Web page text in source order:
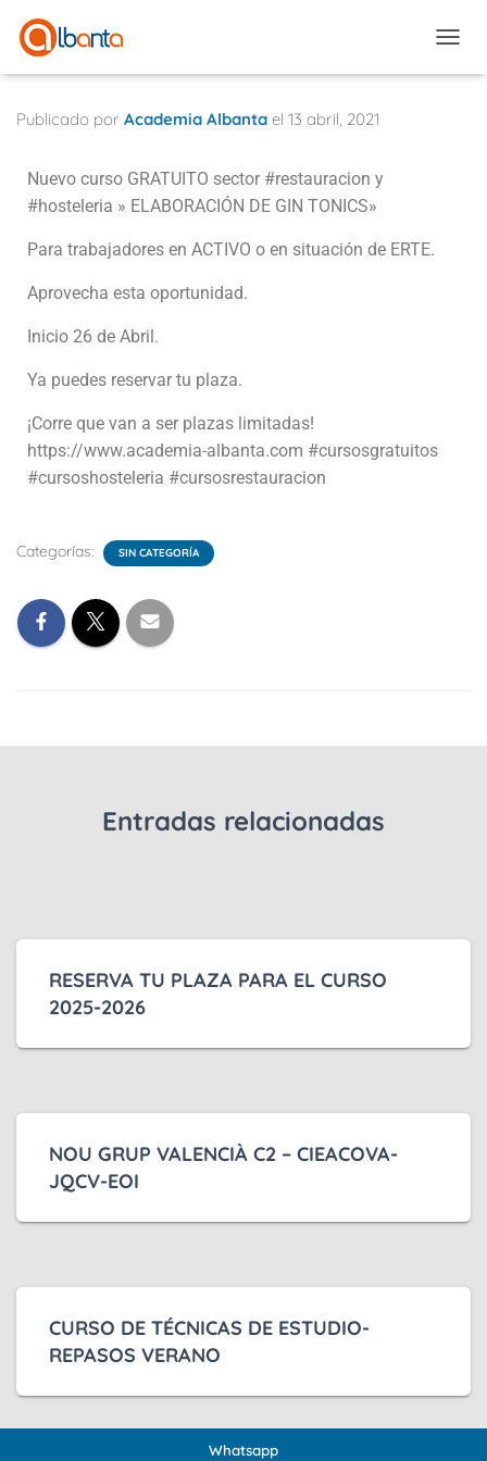
Publicado por Academia Albanta el 13 abril, 2021
Nuevo curso GRATUITO sector #restauracion y
#hosteleria » ELABORACIÓN DE GIN TONICS»
Para trabajadores en ACTIVO o en situación de ERTE.
Aprovecha esta oportunidad.
Inicio 26 de Abril.
Ya puedes reservar tu plaza.
¡Corre que van a ser plazas limitadas!
https://www.academia-albanta.com #cursosgratuitos
#cursoshosteleria #cursosrestauracion
Categorías: SIN CATEGORÍA
Entradas relacionadas
RESERVA TU PLAZA PARA EL CURSO
2025-2026
NOU GRUP VALENCIÀ C2 – CIEACOVA-
JQCV-EOI
CURSO DE TÉCNICAS DE ESTUDIO-
REPASOS VERANO
Whatsapp